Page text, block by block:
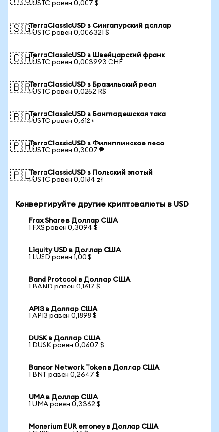
1 USTC равен 0,007 $
🇸🇬TerraClassicUSD в Сингапурский доллар
1 USTC равен 0,006321 $
🇨🇭TerraClassicUSD в Швейцарский франк
1 USTC равен 0,003993 CHF
🇧🇷TerraClassicUSD в Бразильский реал
1 USTC равен 0,0252 R$
🇧🇩TerraClassicUSD в Бангладешская така
1 USTC равен 0,612 ৳
🇵🇭TerraClassicUSD в Филиппинское песо
1 USTC равен 0,3007 ₱
🇵🇱TerraClassicUSD в Польский злотый
1 USTC равен 0,0184 zł
Конвертируйте другие криптовалюты в USD
Frax Share в Доллар США
1 FXS равен 0,3094 $
Liquity USD в Доллар США
1 LUSD равен 1,00 $
Band Protocol в Доллар США
1 BAND равен 0,1617 $
API3 в Доллар США
1 API3 равен 0,1898 $
DUSK в Доллар США
1 DUSK равен 0,0607 $
Bancor Network Token в Доллар США
1 BNT равен 0,2647 $
UMA в Доллар США
1 UMA равен 0,3362 $
Monerium EUR emoney в Доллар США